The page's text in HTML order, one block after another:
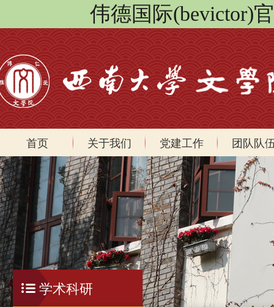
伟德国际(bevictor)
首页 关于我们 党建工作 团队队
学术科研